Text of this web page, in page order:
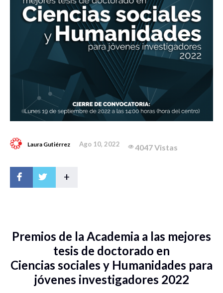
Laura Gutiérrez Ago 10, 2022 4047 Vistas
+
Premios de la Academia a las mejores
tesis de doctorado en
Ciencias sociales y Humanidades para
jóvenes investigadores 2022